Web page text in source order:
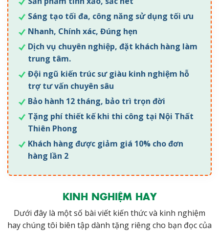
Sáng tạo tối đa, công năng sử dụng tối ưu
Nhanh, Chính xác, Đúng hẹn
Dịch vụ chuyên nghiệp, đặt khách hàng làm
trung tâm.
Đội ngũ kiến trúc sư giàu kinh nghiệm hỗ
trợ tư vấn chuyên sâu
Bảo hành 12 tháng, bảo trì trọn đời
Tặng phí thiết kế khi thi công tại Nội Thất
Thiên Phong
Khách hàng được giảm giá 10% cho đơn
hàng lần 2
KINH NGHIỆM HAY
Dưới đây là một số bài viết kiến thức và kinh nghiệm
hay chúng tôi biên tập dành tặng riêng cho bạn đọc của